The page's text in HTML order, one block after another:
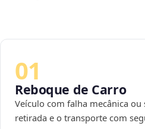
01
Reboque de Carro
Veículo com falha mecânica ou
retirada e o transporte com